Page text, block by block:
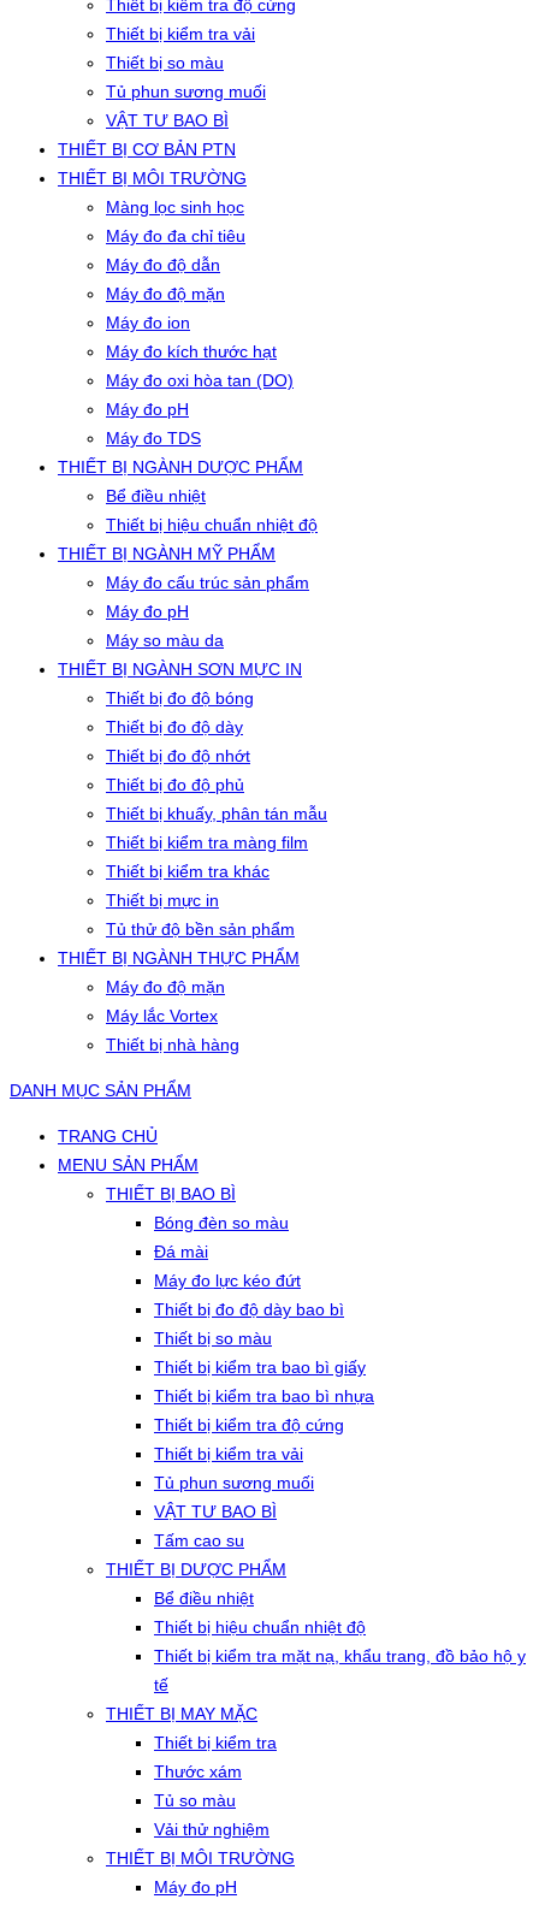
Thiết bị kiểm tra độ cứng
Thiết bị kiểm tra vải
Thiết bị so màu
Tủ phun sương muối
VẬT TƯ BAO BÌ
THIẾT BỊ CƠ BẢN PTN
THIẾT BỊ MÔI TRƯỜNG
Màng lọc sinh học
Máy đo đa chỉ tiêu
Máy đo độ dẫn
Máy đo độ mặn
Máy đo ion
Máy đo kích thước hạt
Máy đo oxi hòa tan (DO)
Máy đo pH
Máy đo TDS
THIẾT BỊ NGÀNH DƯỢC PHẨM
Bể điều nhiệt
Thiết bị hiệu chuẩn nhiệt độ
THIẾT BỊ NGÀNH MỸ PHẨM
Máy đo cấu trúc sản phẩm
Máy đo pH
Máy so màu da
THIẾT BỊ NGÀNH SƠN MỰC IN
Thiết bị đo độ bóng
Thiết bị đo độ dày
Thiết bị đo độ nhớt
Thiết bị đo độ phủ
Thiết bị khuấy, phân tán mẫu
Thiết bị kiểm tra màng film
Thiết bị kiểm tra khác
Thiết bị mực in
Tủ thử độ bền sản phẩm
THIẾT BỊ NGÀNH THỰC PHẨM
Máy đo độ mặn
Máy lắc Vortex
Thiết bị nhà hàng
DANH MỤC SẢN PHẨM
TRANG CHỦ
MENU SẢN PHẨM
THIẾT BỊ BAO BÌ
Bóng đèn so màu
Đá mài
Máy đo lực kéo đứt
Thiết bị đo độ dày bao bì
Thiết bị so màu
Thiết bị kiểm tra bao bì giấy
Thiết bị kiểm tra bao bì nhựa
Thiết bị kiểm tra độ cứng
Thiết bị kiểm tra vải
Tủ phun sương muối
VẬT TƯ BAO BÌ
Tấm cao su
THIẾT BỊ DƯỢC PHẨM
Bể điều nhiệt
Thiết bị hiệu chuẩn nhiệt độ
Thiết bị kiểm tra mặt nạ, khẩu trang, đồ bảo hộ y
tế
THIẾT BỊ MAY MẶC
Thiết bị kiểm tra
Thước xám
Tủ so màu
Vải thử nghiệm
THIẾT BỊ MÔI TRƯỜNG
Máy đo pH